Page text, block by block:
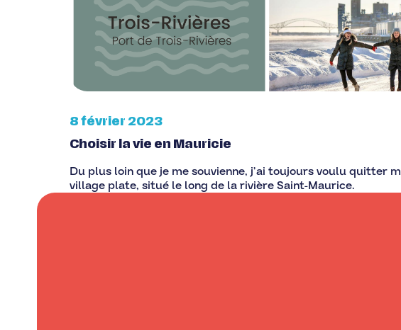
8 février 2023
Choisir la vie en Mauricie
Du plus loin que je me souvienne, j’ai toujours voulu quitter
village plate, situé le long de la rivière Saint-Maurice.